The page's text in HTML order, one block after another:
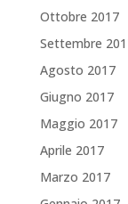
Ottobre 2017
Settembre
Agosto 2017
Giugno 2017
Maggio 2017
Aprile 2017
Marzo 2017